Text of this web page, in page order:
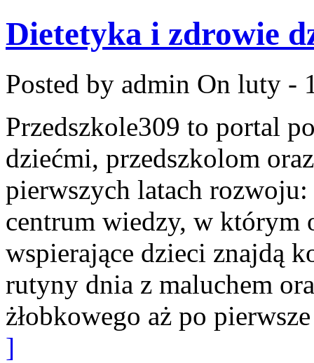
Dietetyka i zdrowie
Posted by admin On luty -
Przedszkole309 to portal
dziećmi, przedszkolom
pierwszych latach
centrum wiedzy, w którym
wspierające dzieci znajdą
rutyny dnia z maluchem
żłobkowego aż po
]